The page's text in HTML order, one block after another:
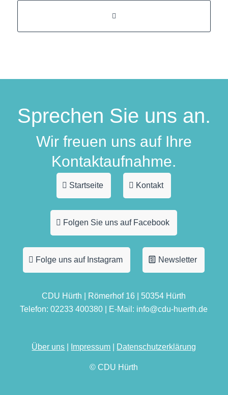
Sprechen Sie uns an.
Wir freuen uns auf Ihre
Kontaktaufnahme.
Startseite Kontakt
Folgen Sie uns auf Facebook
Folge uns auf Instagram Newsletter
CDU Hürth | Römerhof 16 | 50354 Hürth
Telefon: 02233 400380 | E-Mail: info@cdu-huerth.de
Über uns Impressum Datenschutzerklärung
© CDU Hürth